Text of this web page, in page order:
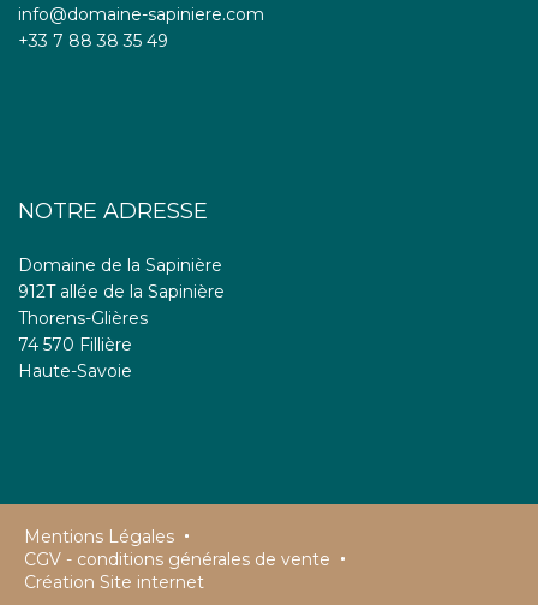
info@domaine-sapiniere.com
+33 7 88 38 35 49
NOTRE ADRESSE
Domaine de la Sapinière
912T allée de la Sapinière
Thorens-Glières
74 570 Fillière
Haute-Savoie
Mentions Légales
CGV - conditions générales de vente
Création Site internet